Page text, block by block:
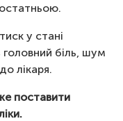
у стані
біль, шум
лікаря.
поставити